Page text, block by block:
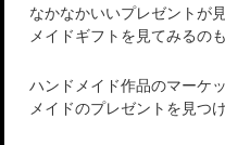
なかなかいいプレゼントが
メイドギフトを見てみるの
ハンドメイド作品のマーケ
メイドのプレゼントを見つ